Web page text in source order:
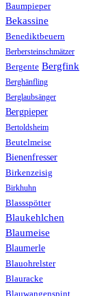
Baumpieper
Bekassine
Benediktbeuern
Berbersteinschmätzer
Bergente Bergfink
Berghänfling
Berglaubsänger
Bergpieper
Bertoldsheim
Beutelmeise
Bienenfresser
Birkenzeisig
Birkhuhn
Blassspötter
Blaukehlchen
Blaumeise
Blaumerle
Blauohrelster
Blauracke